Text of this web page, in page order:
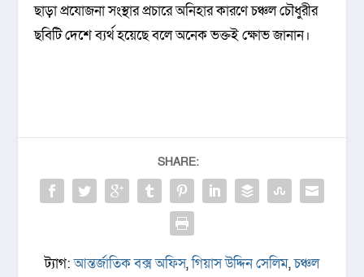
ছাড়া প্রযোজনা সংস্থার প্রচারে অনিহার কারণে চঞ্চল চৌধুরীর
ছবিটি দেশে ব্যর্থ হয়েছে বলে অনেক ভক্তই ক্ষোভ জানান।
SHARE:
ট্যাগ:আন্তর্জাতিক বক্স অফিস,গিয়াস উদ্দিন সেলিম,চঞ্চল